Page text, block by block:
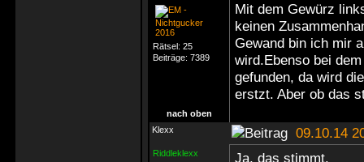
Rätsel: 25
Beiträge: 7389
Mit dem Gewürz
keinen
Gewand bin ich mir
wird.Ebenso bei
gefunden, da wird
erstzt. Aber ob das
nach oben
Klexx
09.10.14
Riddleklexx Ja, das stimmt.